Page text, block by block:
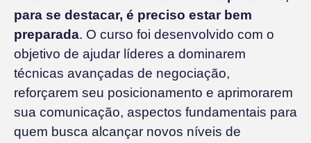
para se destacar, é preciso estar bem
preparada. O curso foi desenvolvido com o
objetivo de ajudar líderes a dominarem
técnicas avançadas de negociação,
reforçarem seu posicionamento e aprimorarem
sua comunicação, aspectos fundamentais para
quem busca alcançar novos níveis de